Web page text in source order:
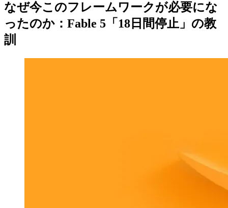
なぜ今このフレームワークが必要にな
ったのか：Fable 5「18日間停止」の教
訓